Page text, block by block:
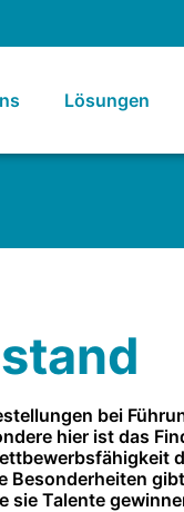
Lösungen
bei
hier ist das
sie Talente